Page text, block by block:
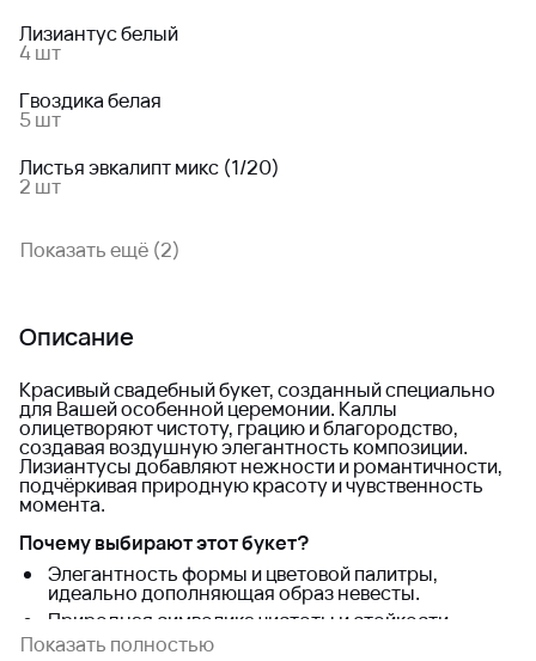
Лизиантус белый
4 шт
Гвоздика белая
5 шт
Листья эвкалипт микс (1/20)
2 шт
Показать ещё (2)
Описание
Красивый свадебный букет, созданный специально
для Вашей особенной церемонии. Каллы
олицетворяют чистоту, грацию и благородство,
создавая воздушную элегантность композиции.
Лизиантусы добавляют нежности и романтичности,
подчёркивая природную красоту и чувственность
момента.
Почему выбирают этот букет?
Элегантность формы и цветовой палитры,
идеально дополняющая образ невесты.
Природная символика чистоты и стойкости,
дарующая вдохновение и уверенность в браке.
Показать полностью